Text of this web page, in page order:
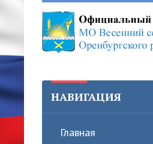
НАВИГАЦИЯ
Главная